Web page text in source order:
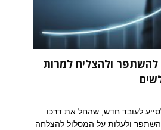
להשתפר ולהצליח למרות
לעובד חדש, שהחל את דרכו
ולעלות על המסלול להצלחה